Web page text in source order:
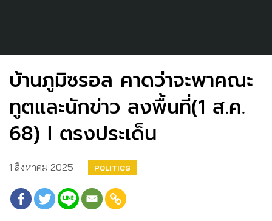
บ้านภูมิซรอล คาดว่าจะพาคณะ
ทูตและนักข่าว ลงพื้นที่(1 ส.ค.
68) I ตรงประเด็น
1 สิงหาคม 2025 POLITICS